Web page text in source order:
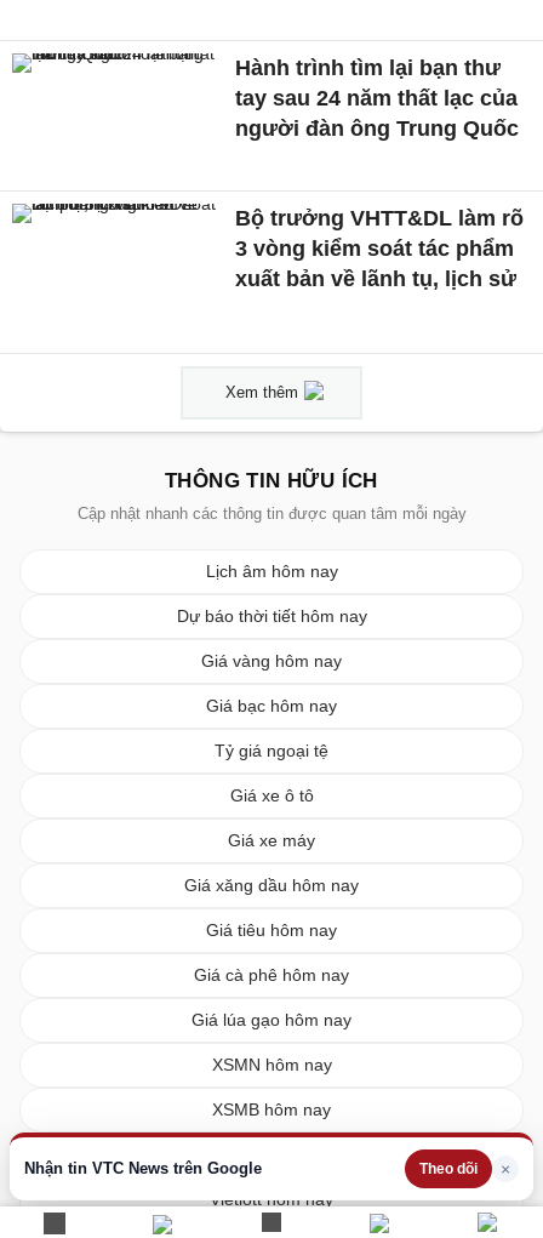
Nhận tin VTC News trên Google Theo dõi ×
Hành trình tìm lại bạn thư
tay sau 24 năm thất lạc của
người đàn ông Trung Quốc
Bộ trưởng VHTT&DL làm rõ
3 vòng kiểm soát tác phẩm
xuất bản về lãnh tụ, lịch sử
Xem thêm
THÔNG TIN HỮU ÍCH
Cập nhật nhanh các thông tin được quan tâm mỗi ngày
Lịch âm hôm nay
Dự báo thời tiết hôm nay
Giá vàng hôm nay
Giá bạc hôm nay
Tỷ giá ngoại tệ
Giá xe ô tô
Giá xe máy
Giá xăng dầu hôm nay
Giá tiêu hôm nay
Giá cà phê hôm nay
Giá lúa gạo hôm nay
XSMN hôm nay
XSMB hôm nay
Vietlott hôm nay